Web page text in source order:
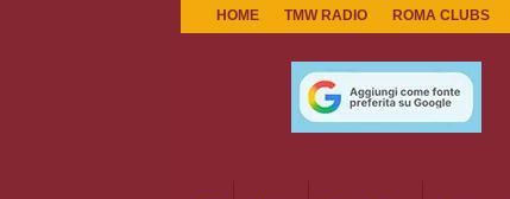
HOME TMW RADIO ROMA CLUBS